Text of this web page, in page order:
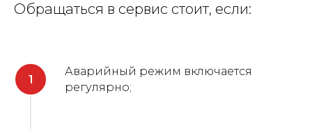
Обращаться в сервис стоит, если:
Аварийный режим включается
регулярно;